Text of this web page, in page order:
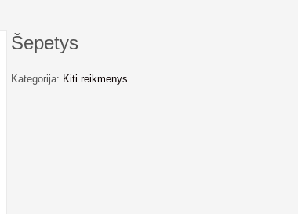
Šepetys
Kategorija: Kiti reikmenys